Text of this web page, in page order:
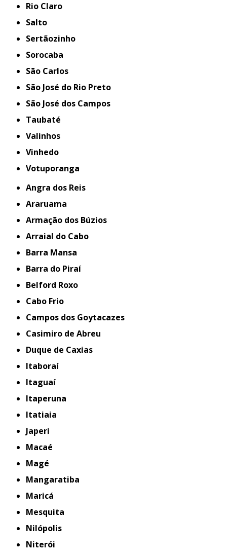
Rio Claro
Salto
Sertãozinho
Sorocaba
São Carlos
São José do Rio Preto
São José dos Campos
Taubaté
Valinhos
Vinhedo
Votuporanga
Angra dos Reis
Araruama
Armação dos Búzios
Arraial do Cabo
Barra Mansa
Barra do Piraí
Belford Roxo
Cabo Frio
Campos dos Goytacazes
Casimiro de Abreu
Duque de Caxias
Itaboraí
Itaguaí
Itaperuna
Itatiaia
Japeri
Macaé
Magé
Mangaratiba
Maricá
Mesquita
Nilópolis
Niterói